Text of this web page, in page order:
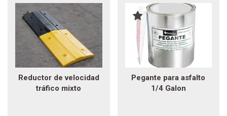
Reductor de velocidad
tráfico mixto
Pegante para asfalto
1/4 Galon